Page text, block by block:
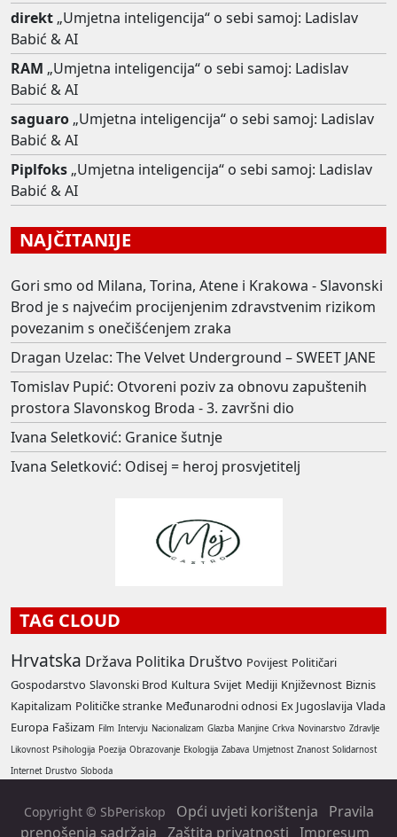
direkt „Umjetna inteligencija“ o sebi samoj: Ladislav
Babić & AI
RAM „Umjetna inteligencija“ o sebi samoj: Ladislav
Babić & AI
saguaro „Umjetna inteligencija“ o sebi samoj: Ladislav
Babić & AI
Piplfoks „Umjetna inteligencija“ o sebi samoj: Ladislav
Babić & AI
NAJČITANIJE
Gori smo od Milana, Torina, Atene i Krakowa - Slavonski
Brod je s najvećim procijenjenim zdravstvenim rizikom
povezanim s onečišćenjem zraka
Dragan Uzelac: The Velvet Underground – SWEET JANE
Tomislav Pupić: Otvoreni poziv za obnovu zapuštenih
prostora Slavonskog Broda - 3. završni dio
Ivana Seletković: Granice šutnje
Ivana Seletković: Odisej = heroj prosvjetitelj
TAG CLOUD
Hrvatska Država Politika Društvo Povijest Političari
Gospodarstvo Slavonski Brod Kultura Svijet Mediji Književnost Biznis
Kapitalizam Političke stranke Međunarodni odnosi Ex Jugoslavija Vlada
Europa Fašizam Film Intervju Nacionalizam Glazba Manjine Crkva Novinarstvo Zdravlje
Likovnost Psihologija Poezija Obrazovanje Ekologija Zabava Umjetnost Znanost Solidarnost
Internet Drustvo Sloboda
Copyright © SbPeriskop Opći uvjeti korištenja
Pravila
prenošenja sadržaja Zaštita privatnosti Impresum